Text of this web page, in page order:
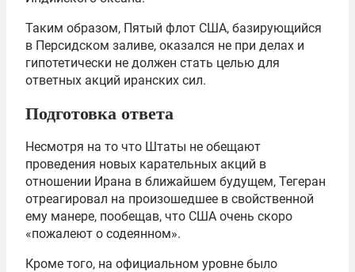
Таким образом, Пятый флот США, базирующийся
в Персидском заливе, оказался не при делах и
гипотетически не должен стать целью для
ответных акций иранских сил.
Подготовка ответа
Несмотря на то что Штаты не обещают
проведения новых карательных акций в
отношении Ирана в ближайшем будущем, Тегеран
отреагировал на произошедшее в свойственной
ему манере, пообещав, что США очень скоро
«пожалеют о содеянном».
Кроме того, на официальном уровне было